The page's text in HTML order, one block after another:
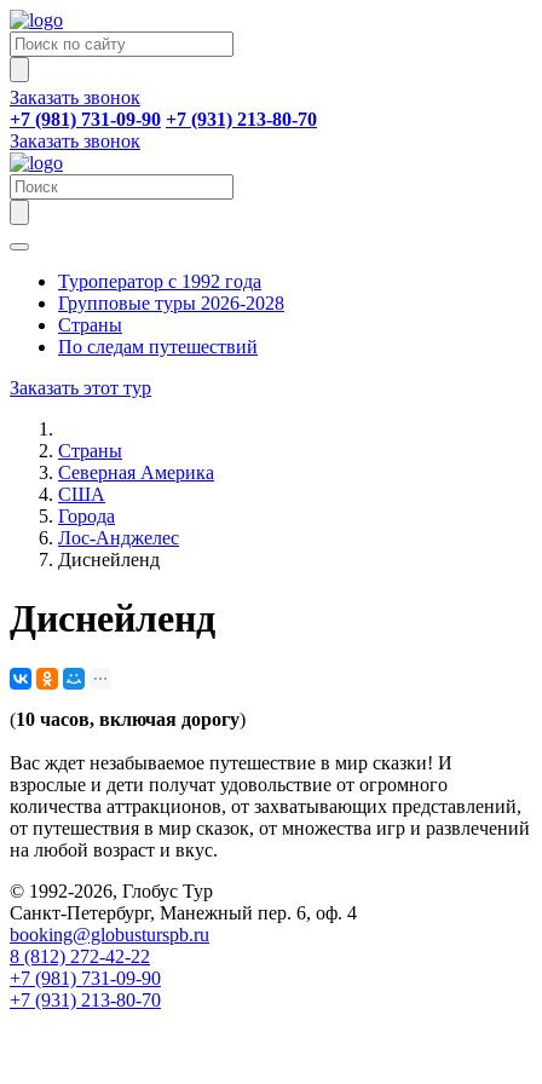
Заказать звонок
+7 (981) 731-09-90 +7 (931) 213-80-70
Заказать звонок
Туроператор с 1992 года
Групповые туры 2026-2028
Страны
По следам путешествий
Заказать этот тур
Страны
Северная Америка
США
Города
Лос-Анджелес
Диснейленд
Диснейленд
(10 часов, включая дорогу)
Вас ждет незабываемое путешествие в мир сказки! И
взрослые и дети получат удовольствие от огромного
количества аттракционов, от захватывающих представлений,
от путешествия в мир сказок, от множества игр и развлечений
на любой возраст и вкус.
© 1992-2026, Глобус Тур
Санкт-Петербург, Манежный пер. 6, оф. 4
booking@globusturspb.ru
8 (812) 272-42-22
+7 (981) 731-09-90
+7 (931) 213-80-70